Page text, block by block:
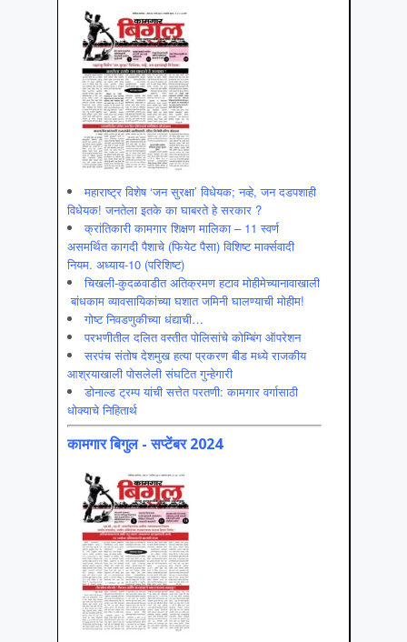
महाराष्ट्र विशेष ‘जन सुरक्षा’ विधेयक; नव्हे, जन दडपशाही
विधेयक! जनतेला इतके का घाबरते हे सरकार ?
क्रांतिकारी कामगार शिक्षण मालिका – 11 स्वर्ण
असमर्थित कागदी पैशाचे (फियेट पैसा) विशिष्ट मार्क्सवादी
नियम. अध्याय-10 (परिशिष्ट)
चिखली-कुदळवाडीत अतिक्रमण हटाव मोहीमेच्यानावाखाली
बांधकाम व्यावसायिकांच्या घशात जमिनी घालण्याची मोहीम!
गोष्ट निवडणुकीच्या धंद्याची…
परभणीतील दलित वस्तीत पोलिसांचे कोम्बिंग ऑपरेशन
सरपंच संतोष देशमुख हत्या प्रकरण बीड मध्ये राजकीय
आश्रयाखाली पोसलेली संघटित गुन्हेगारी
डोनाल्ड ट्रम्प यांची सत्तेत परतणी: कामगार वर्गासाठी
धोक्याचे निहितार्थ
कामगार बिगुल - सप्टेंबर 2024